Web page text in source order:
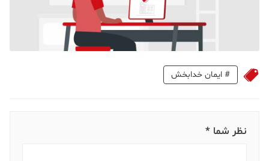
# ایمان خدابخش
نظر شما *